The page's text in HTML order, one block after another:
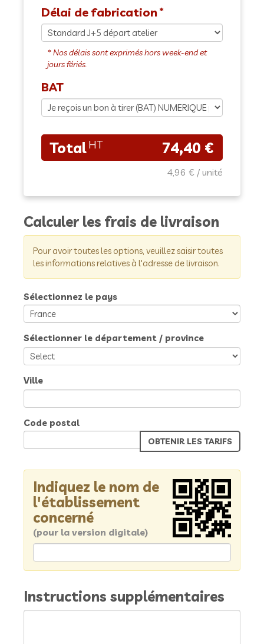
Délai de fabrication
BAT
74,40 €
4,96 €
Calculer les frais de livraison
Pour avoir toutes les options, veuillez saisir toutes
les informations relatives à l'adresse de livraison.
Sélectionnez le pays
Sélectionner le département / province
Ville
Code postal
Indiquez le nom de
l'établissement
concerné
(pour la version digitale)
Instructions supplémentaires